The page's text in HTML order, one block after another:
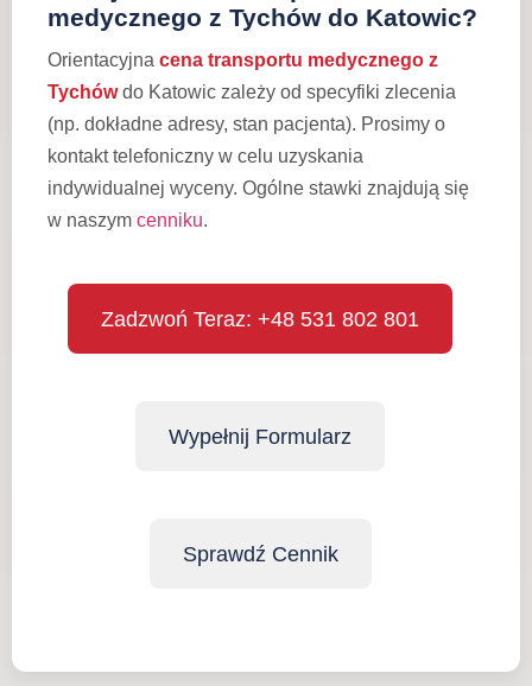
medycznego z Tychów do Katowic?
Orientacyjna cena transportu medycznego z
Tychówdo Katowic zależy od specyfiki zlecenia
(np. dokładne adresy, stan pacjenta). Prosimy o
kontakt telefoniczny w celu uzyskania
indywidualnej wyceny. Ogólne stawki znajdują się
w naszym cenniku.
Zadzwoń Teraz: +48 531 802 801
Wypełnij Formularz
Sprawdź Cennik